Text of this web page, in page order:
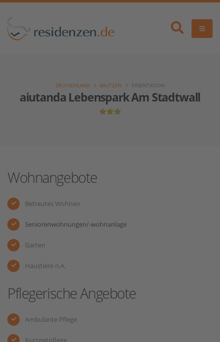
aiutanda Lebenspark Am Stadtwall
DEUTSCHLAND BAUTZEN PÄSENTATION
Wohnangebote
Betreutes Wohnen
Seniorenwohnungen/-wohnanlage
Garten
Haustiere n.A.
Pflegerische Angebote
Ambulante Pflege
Kurzzeitpflege